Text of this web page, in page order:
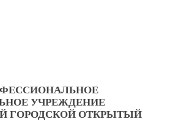
УЧРЕЖДЕНИЕ
ГОРОДСКОЙ ОТКРЫТЫЙ